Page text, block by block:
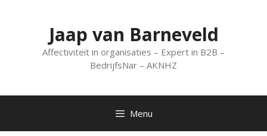
Jaap van Barneveld
Affectiviteit in organisaties – Expert in B2B –
BedrijfsNar – AKNHZ
Menu